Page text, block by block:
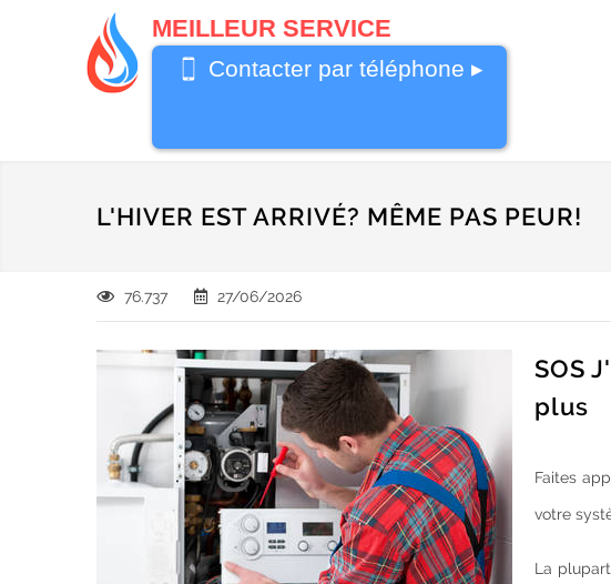
MEILLEUR SERVICE
0487 62 69
Contacter par téléphone ▸
L'HIVER EST ARRIVÉ? MÊME PAS PEUR!
76.737 27/06/2026
SOS
plus
Faites
votre
La